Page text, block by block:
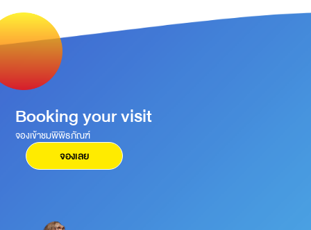
การตื่นตัวด้านการวิจัยและพัฒนาทางวิทยาศาสตร์ และเทคโนโลยีในชีวิตประจำ
วัน ส่งผลต่อการยกระดับสภาพความเป็นอยู่ของประชาชน และการพัฒนา
ประเทศอย่างมีประสิทธิภาพคณะรัฐมนตรีในครั้งนั้นจึงได้ดำเนิน
Booking your visit
จองเข้าชมพิพิธภัณฑ์
จองเลย